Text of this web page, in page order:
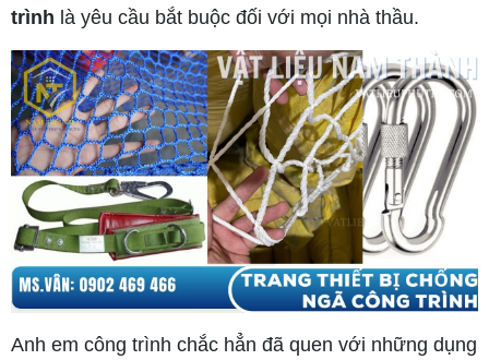
trình là yêu cầu bắt buộc đối với mọi nhà thầu.
Anh em công trình chắc hẳn đã quen với những dụng